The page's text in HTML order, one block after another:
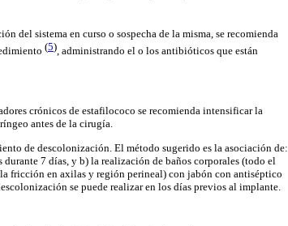
del sistema en curso o sospecha de la misma, se recomienda
(5), administrando el o los antibióticos que están
crónicos de estafilococo se recomienda intensificar la
antes de la cirugía.
de descolonización. El método sugerido es la asociación de:
7 días, y b) la realización de baños corporales (todo el
fricción en axilas y región perineal) con jabón con antiséptico
se puede realizar en los días previos al implante.